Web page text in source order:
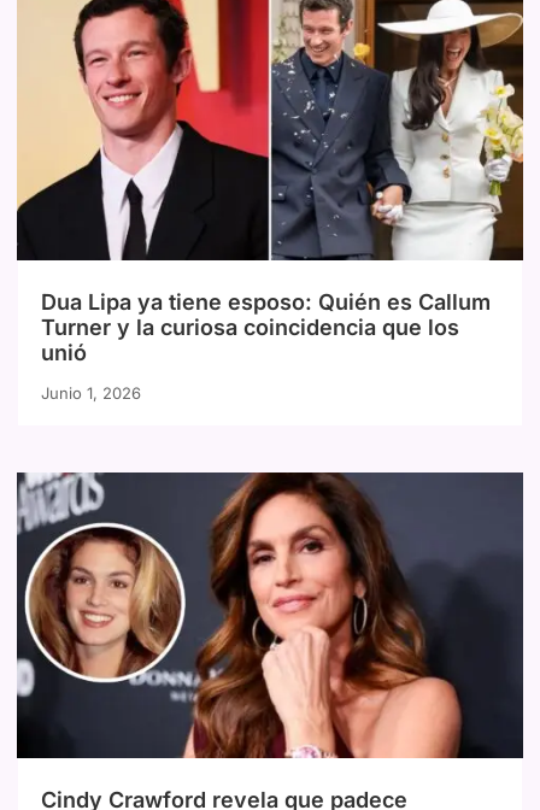
Dua Lipa ya tiene esposo: Quién es Callum
Turner y la curiosa coincidencia que los
unió
Junio 1, 2026
Cindy Crawford revela que padece